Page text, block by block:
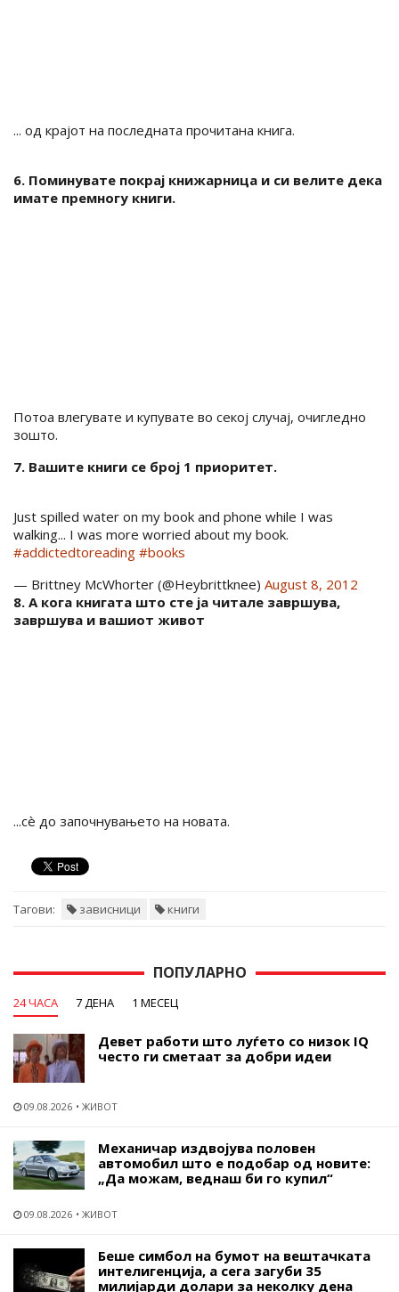
... од крајот на последната прочитана книга.
6. Поминувате покрај книжарница и си велите дека
имате премногу книги.
Потоа влегувате и купувате во секој случај, очигледно
зошто.
7. Вашите книги се број 1 приоритет.
Just spilled water on my book and phone while I was
walking... I was more worried about my book.
#addictedtoreading #books
— Brittney McWhorter (@Heybrittknee) August 8, 2012
8. А кога книгата што сте ја читале завршува,
завршува и вашиот живот
...сè до започнувањето на новата.
Тагови: зависници книги
ПОПУЛАРНО
24 ЧАСА 7 ДЕНА 1 МЕСЕЦ
Девет работи што луѓето со низок IQ
често ги сметаат за добри идеи
09.08.2026 ЖИВОТ
Механичар издвојува половен
автомобил што е подобар од новите:
„Да можам, веднаш би го купил“
09.08.2026 ЖИВОТ
Беше симбол на бумот на вештачката
интелигенција, а сега загуби 35
милијарди долари за неколку дена